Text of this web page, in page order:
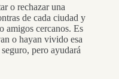
o rechazar una
de cada ciudad y
amigos cercanos. Es
o hayan vivido esa
pero ayudará